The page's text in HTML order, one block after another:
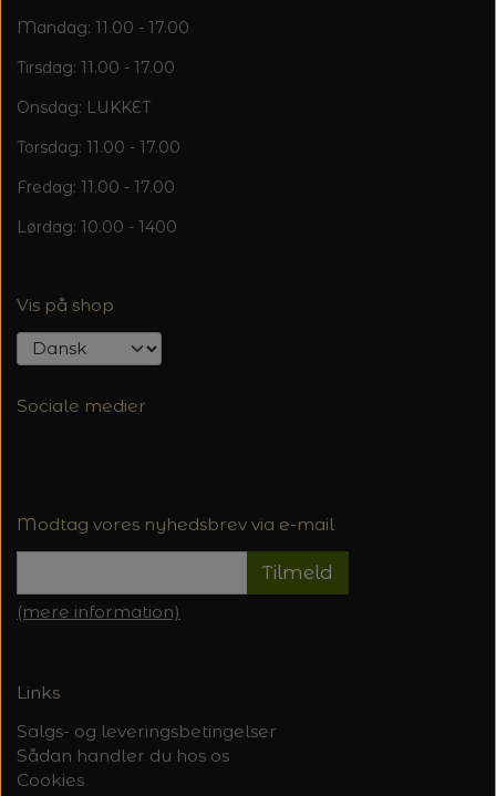
Mandag: 11.00 - 17.00
Tirsdag: 11.00 - 17.00
Onsdag: LUKKET
Torsdag: 11.00 - 17.00
Fredag: 11.00 - 17.00
Lørdag: 10.00 - 1400
Vis på shop
Sociale medier
Modtag vores nyhedsbrev via e-mail
Tilmeld
(mere information)
Links
Salgs- og leveringsbetingelser
Sådan handler du hos os
Cookies